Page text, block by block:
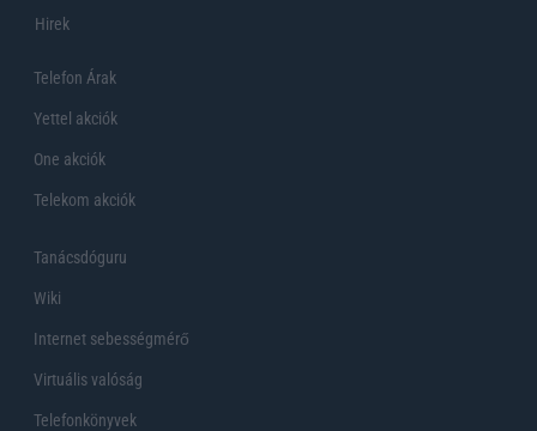
Hirek
Telefon Árak
Yettel akciók
One akciók
Telekom akciók
Tanácsdóguru
Wiki
Internet sebességmérő
Virtuális valóság
Telefonkönyvek